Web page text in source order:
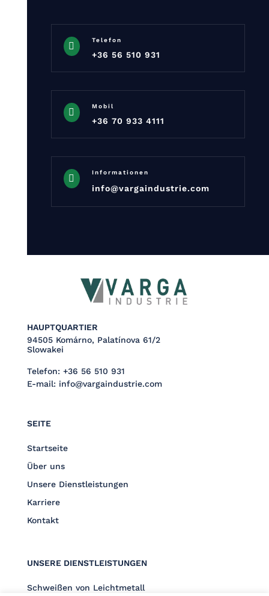

Telefon
+36 56 510 931

Mobil
+36 70 933 4111

Informationen
info@vargaindustrie.com
HAUPTQUARTIER
94505 Komárno, Palatínova 61/2
Slowakei
Telefon: +36 56 510 931
E-mail: info@vargaindustrie.com
SEITE
Startseite
Über uns
Unsere Dienstleistungen
Karriere
Kontakt
UNSERE DIENSTLEISTUNGEN
Schweißen von Leichtmetall